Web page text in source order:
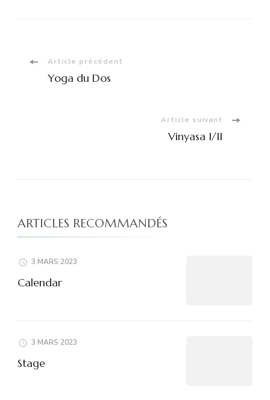
Navigation
Article précédent
Yoga du Dos
Article suivant
Vinyasa I/II
ARTICLES RECOMMANDÉS
3 MARS 2023
Calendar
3 MARS 2023
Stage